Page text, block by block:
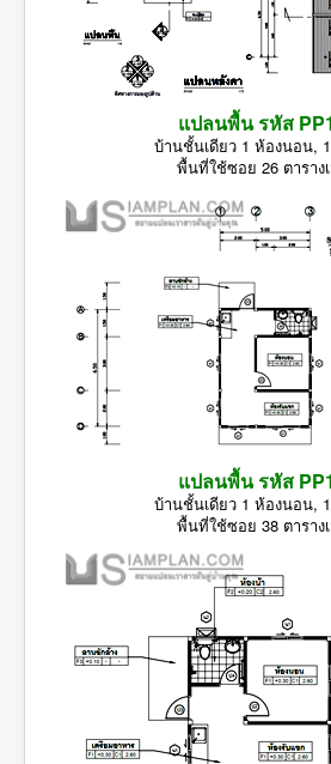
แปลนพื้น รหัส
บ้านชั้นเดียว 1 ห้องนอน,
พื้นที่ใช้ซอย 26 ตาราง
แปลนพื้น รหัส
บ้านชั้นเดียว 1 ห้องนอน,
พื้นที่ใช้ซอย 38 ตาราง